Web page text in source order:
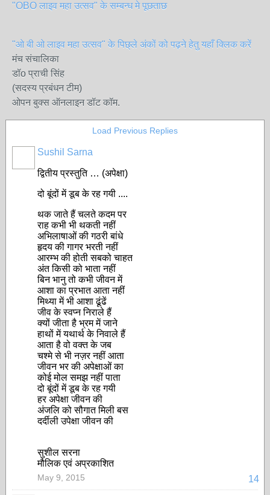
"OBO लाइव महा उत्सव" के सम्बन्ध मे पूछताछ
"ओ बी ओ लाइव महा उत्सव" के पिछ्ले अंकों को पढ़ने हेतु यहाँ क्लिक करें
मंच संचालिका
डॉo प्राची सिंह
(सदस्य प्रबंधन टीम)
ओपन बुक्स ऑनलाइन डॉट कॉम.
Load Previous Replies
Sushil Sarna
द्वितीय प्रस्तुति … (अपेक्षा)
दो बूंदों में डूब के रह गयी ....
थक जाते हैं चलते कदम पर
राह कभी भी थकती नहीं
अभिलाषाओं की गठरी बांधे
हृदय की गागर भरती नहीं
आरम्भ की होती सबको चाहत
अंत किसी को भाता नहीं
बिन भानु तो कभी जीवन में
आशा का प्रभात आता नहीं
मिथ्या में भी आशा ढूंढें
जीव के स्वप्न निराले हैं
क्यों जीता है भ्रम में जाने
हाथों में यथार्थ के निवाले हैं
आता है वो वक्त के जब
चश्मे से भी नज़र नहीं आता
जीवन भर की अपेक्षाओं का
कोई मोल समझ नहीं पाता
दो बूंदों में डूब के रह गयी
हर अपेक्षा जीवन की
अंजलि को सौगात मिली बस
दर्दीली उपेक्षा जीवन की
सुशील सरना
मौलिक एवं अप्रकाशित
14
May 9, 2015